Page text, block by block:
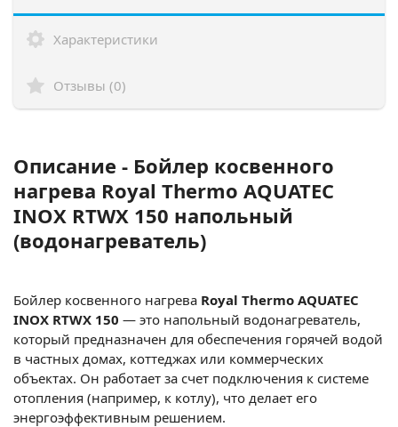
Характеристики
Отзывы (0)
Описание - Бойлер косвенного
нагрева Royal Thermo AQUATEC
INOX RTWX 150 напольный
(водонагреватель)
Бойлер косвенного нагрева Royal Thermo AQUATEC
INOX RTWX 150 — это напольный водонагреватель,
который предназначен для обеспечения горячей водой
в частных домах, коттеджах или коммерческих
объектах. Он работает за счет подключения к системе
отопления (например, к котлу), что делает его
энергоэффективным решением.